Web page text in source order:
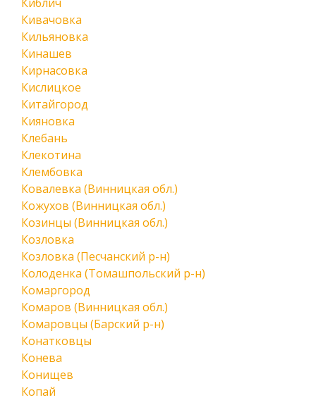
Кивачовка
Кильяновка
Кинашев
Кирнасовка
Кислицкое
Китайгород
Кияновка
Клебань
Клекотина
Клембовка
Ковалевка (Винницкая обл.)
Кожухов (Винницкая обл.)
Козинцы (Винницкая обл.)
Козловка
Козловка (Песчанский р-н)
Колоденка (Томашпольский р-н)
Комаргород
Комаров (Винницкая обл.)
Комаровцы (Барский р-н)
Конатковцы
Конева
Конищев
Копай